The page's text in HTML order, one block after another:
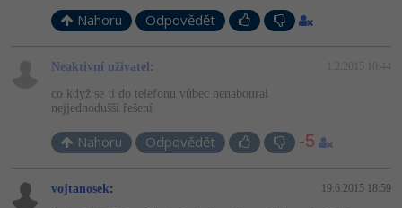
Nahoru Odpovědět
Neaktivní uživatel :
co když se ti do telefonu vůbec nenaboural
nejjednodušší řešení
Nahoru Odpovědět -5
vojtanosek: 19.6.2015 18:59